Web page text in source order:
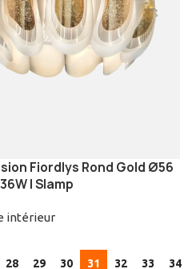
Fiordlys Rond Gold Ø56
| Slamp
intérieur
28 29 30 31 32 33 34